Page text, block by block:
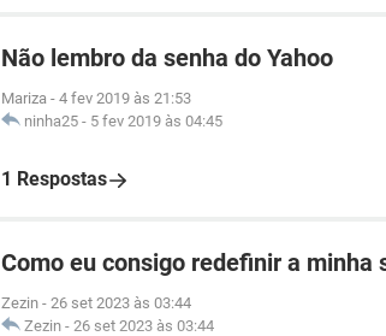
Não lembro da senha do Yahoo
Mariza - 4 fev 2019 às 21:53
ninha25 - 5 fev 2019 às 04:45
1 Respostas
Como eu consigo redefinir a minha
Zezin - 26 set 2023 às 03:44
Zezin - 26 set 2023 às 03:44